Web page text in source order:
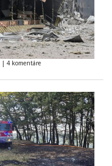
| 4 komentáre